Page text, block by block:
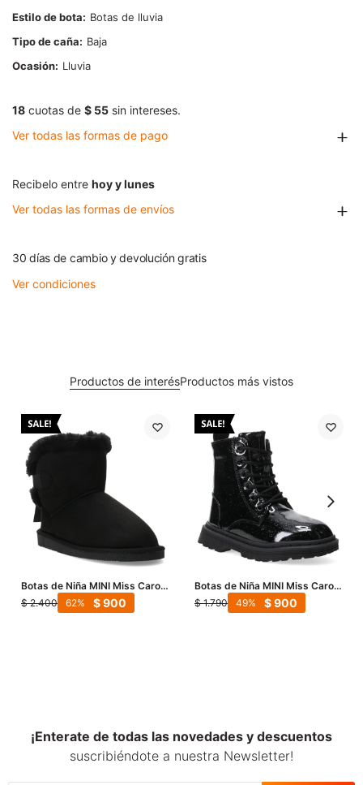
Estilo de bota
Botas de lluvia
Tipo de caña
Baja
Ocasión
Lluvia
18 cuotas de $ 55 sin intereses.
Ver todas las formas de pago
Recibelo entre hoy y lunes
Ver todas las formas de envíos
30 días de cambio y devolución gratis
Ver condiciones
Productos de interésProductos más vistos
Botas de Niña MINI Miss Carol
Teipi - Negro
$ 2.400 $900
62
Botas de Niña MINI Miss Carol
CLUTCHY acordonada - Negro
$ 1.790 $900
49
¡Enterate de todas las novedades y descuentos
suscribiéndote a nuestra Newsletter!